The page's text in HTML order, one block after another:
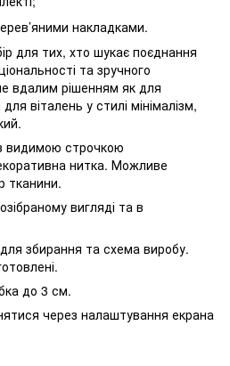
накладками.
для тих, хто шукає поєднання
та зручного
вдалим рішенням як для
віталень у стилі мінімалізм,
видимою строчкою
нитка. Можливе
тканини.
вигляді та в
збирання та схема виробу.
до 3 см.
через налаштування екрана